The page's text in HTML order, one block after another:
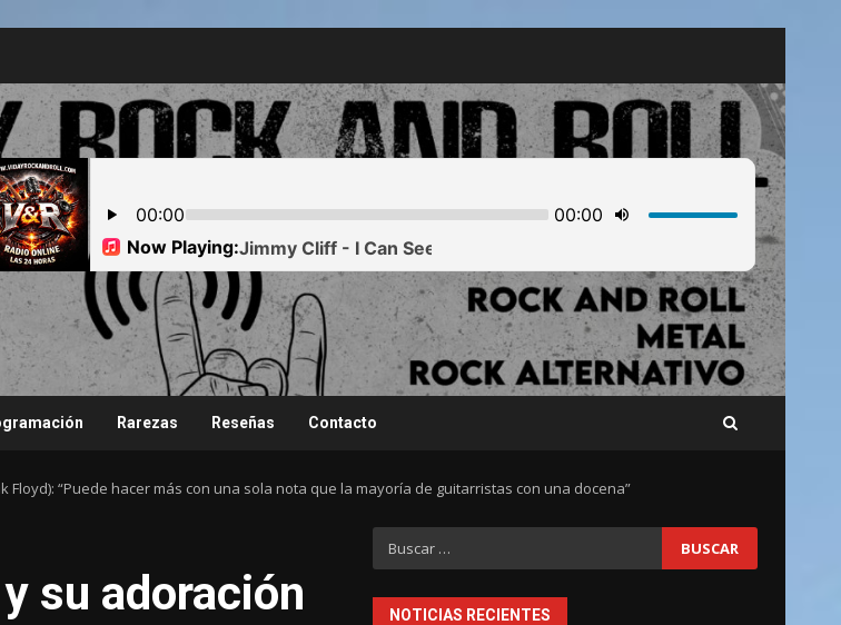
Rarezas Reseñas Contacto
“Puede hacer más con una sola nota que la mayoría de guitarristas con una docena”
su adoración
Buscar:
NOTICIAS RECIENTES